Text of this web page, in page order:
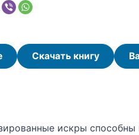
Скачать книгу
искры